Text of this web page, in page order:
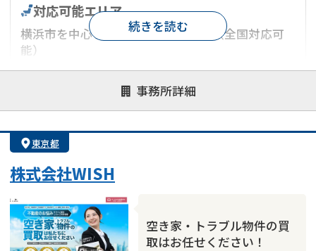
事務所詳細
対応可能エリア
横浜市を中心とした神奈川県エリア（全国対応可
能）
オンライン面談可能
決済までが早い
1億円以上の買取可
業歴10年以上
業者案件歓迎
士業連携有り
続きを読む
東京都
株式会社WISH
空き家・トラブル物件の買
取はお任せください！